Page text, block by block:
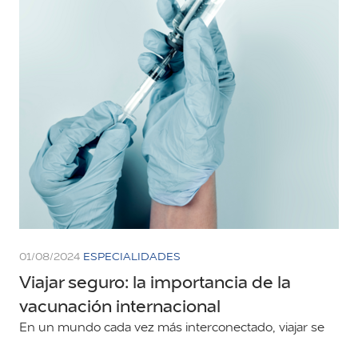
01/08/2024 ESPECIALIDADES
Viajar seguro: la importancia de la
vacunación internacional
En un mundo cada vez más interconectado, viajar se